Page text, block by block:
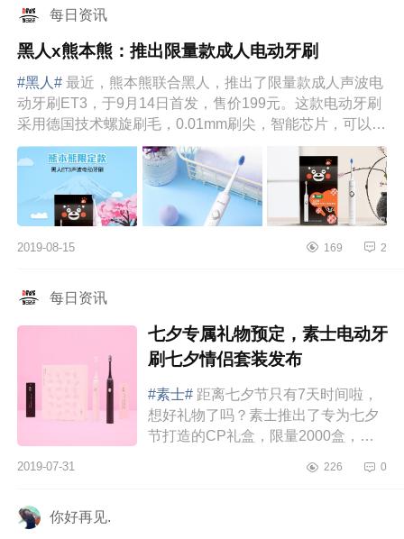
每日资讯
黑人x熊本熊：推出限量款成人电动牙刷
#黑人# 最近，熊本熊联合黑人，推出了限量款成人声波电
动牙刷ET3，于9月14日首发，售价199元。这款电动牙刷
采用德国技术螺旋刷毛，0.01mm刷尖，智能芯片，可以即
时感知压力强度，提...
2019-08-15 169 2
每日资讯
七夕专属礼物预定，素士电动牙
刷七夕情侣套装发布
#素士# 距离七夕节只有7天时间啦，
想好礼物了吗？素士推出了专为七夕
节打造的CP礼盒，限量2000盒，售
牙刷，还有十二张对应一天十二个时
2019-07-31 226 0
你好再见.